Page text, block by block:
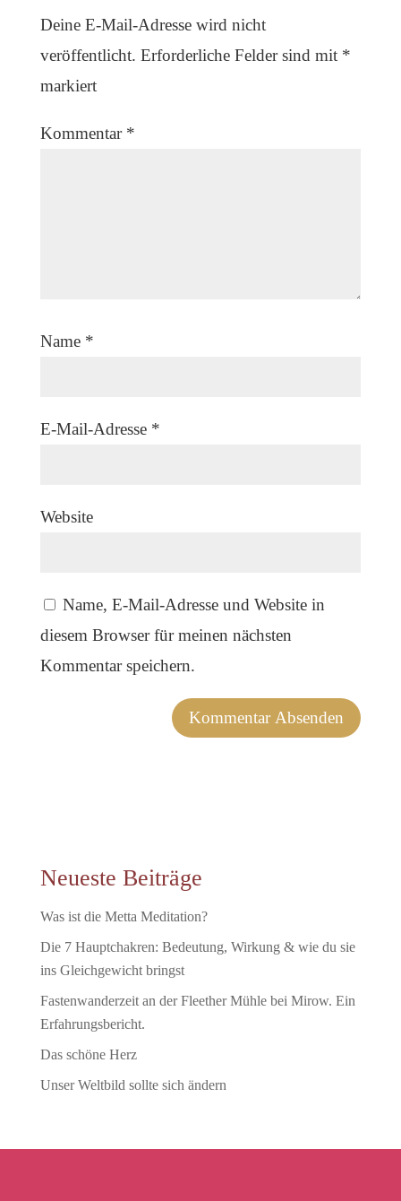
Deine E-Mail-Adresse wird nicht
veröffentlicht. Erforderliche Felder sind mit *
markiert
Kommentar *
Name *
E-Mail-Adresse *
Website
Name, E-Mail-Adresse und Website in
diesem Browser für meinen nächsten
Kommentar speichern.
Neueste Beiträge
Was ist die Metta Meditation?
Die 7 Hauptchakren: Bedeutung, Wirkung & wie du sie
ins Gleichgewicht bringst
Fastenwanderzeit an der Fleether Mühle bei Mirow. Ein
Erfahrungsbericht.
Das schöne Herz
Unser Weltbild sollte sich ändern